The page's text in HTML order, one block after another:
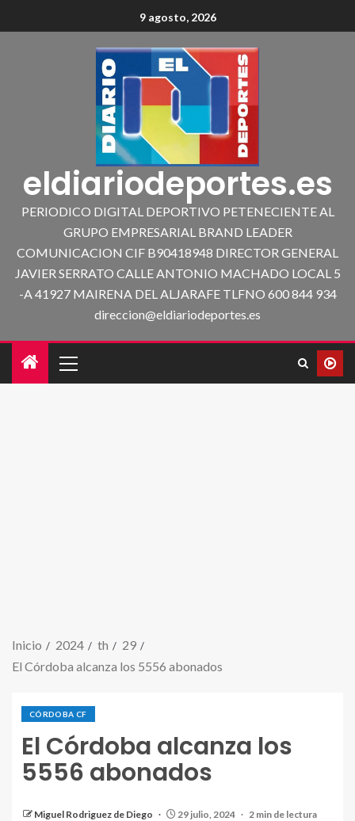
9 agosto, 2026
eldiariodeportes.es
PERIODICO DIGITAL DEPORTIVO PETENECIENTE AL
GRUPO EMPRESARIAL BRAND LEADER
COMUNICACION CIF B90418948 DIRECTOR GENERAL
JAVIER SERRATO CALLE ANTONIO MACHADO LOCAL 5
-A 41927 MAIRENA DEL ALJARAFE TLFNO 600 844 934
direccion@eldiariodeportes.es
Inicio 2024 th
29
El Córdoba alcanza los 5556 abonados
CÓRDOBA CF
El Córdoba alcanza los
5556 abonados
Miguel Rodriguez de Diego 29 julio, 2024 2 min de lectura